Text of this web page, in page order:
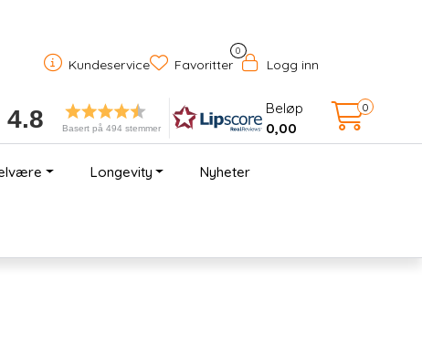
Kundeservice
0
Favoritter Logg inn
4.8 Basert på 494 stemmer
Beløp
0,00
0
Longevity Nyheter